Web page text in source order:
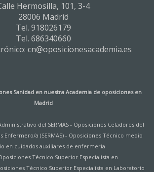
Hermosilla, 101, 3-4
28006 Madrid
Tel. 918026179
Tel. 686340660
cn@oposicionesacademia.es
Sanidad en nuestra Academia de oposiciones en
Madrid
del SERMAS - Oposiciones Celadores del
Enfermero/a (SERMAS)- Oposiciones Técnico medio
en cuidados auxiliares de enfermería
Técnico Superior Especialista en
Técnico Superior Especialista en Laboratorio